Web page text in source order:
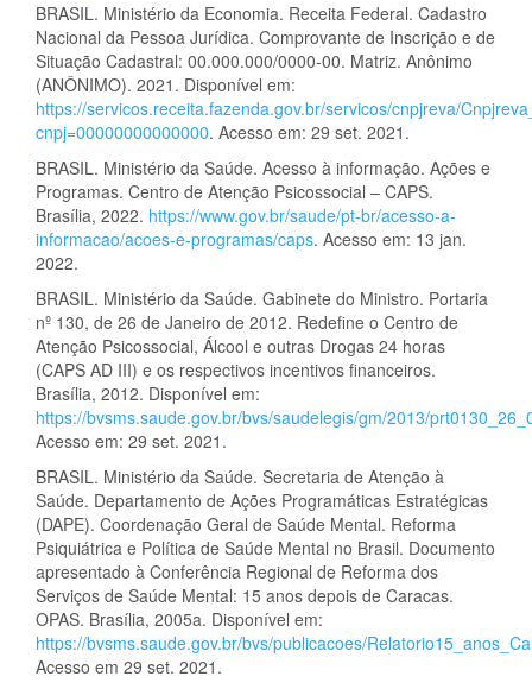
BRASIL. Ministério da Economia. Receita Federal. Cadastro
Nacional da Pessoa Jurídica. Comprovante de Inscrição e de
Situação Cadastral: 00.000.000/0000-00. Matriz. Anônimo
(ANÔNIMO). 2021. Disponível em:
https://servicos.receita.fazenda.gov.br/servicos/cnpjreva/
cnpj=00000000000000. Acesso em: 29 set. 2021.
BRASIL. Ministério da Saúde. Acesso à informação. Ações e
Programas. Centro de Atenção Psicossocial – CAPS.
Brasília, 2022. https://www.gov.br/saude/pt-br/acesso-a-
informacao/acoes-e-programas/caps. Acesso em: 13 jan.
2022.
BRASIL. Ministério da Saúde. Gabinete do Ministro. Portaria
nº 130, de 26 de Janeiro de 2012. Redefine o Centro de
Atenção Psicossocial, Álcool e outras Drogas 24 horas
(CAPS AD III) e os respectivos incentivos financeiros.
Brasília, 2012. Disponível em:
https://bvsms.saude.gov.br/bvs/saudelegis/gm/2013/
Acesso em: 29 set. 2021.
BRASIL. Ministério da Saúde. Secretaria de Atenção à
Saúde. Departamento de Ações Programáticas Estratégicas
(DAPE). Coordenação Geral de Saúde Mental. Reforma
Psiquiátrica e Política de Saúde Mental no Brasil. Documento
apresentado à Conferência Regional de Reforma dos
Serviços de Saúde Mental: 15 anos depois de Caracas.
OPAS. Brasília, 2005a. Disponível em:
https://bvsms.saude.gov.br/bvs/publicacoes/
Acesso em 29 set. 2021.